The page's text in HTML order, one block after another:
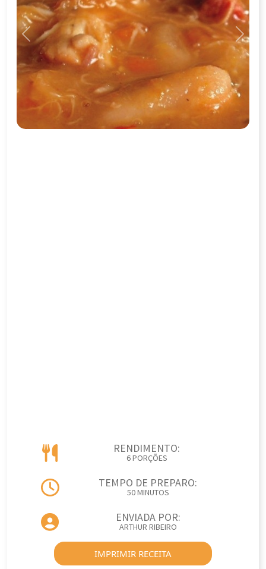
Previous Next
RENDIMENTO:
6 PORÇÕES
TEMPO DE PREPARO:
50 MINUTOS
ENVIADA POR:
ARTHUR RIBEIRO
IMPRIMIR RECEITA